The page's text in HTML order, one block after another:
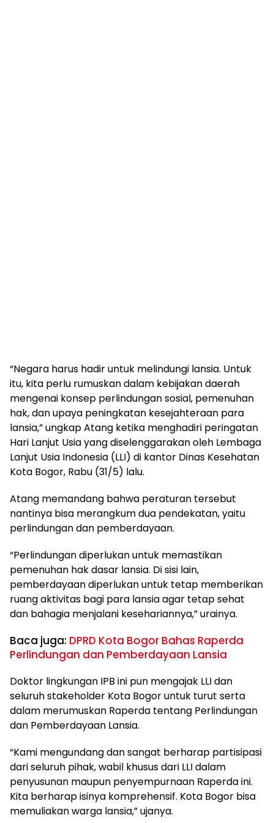
“Negara harus hadir untuk melindungi lansia. Untuk
itu, kita perlu rumuskan dalam kebijakan daerah
mengenai konsep perlindungan sosial, pemenuhan
hak, dan upaya peningkatan kesejahteraan para
lansia,” ungkap Atang ketika menghadiri peringatan
Hari Lanjut Usia yang diselenggarakan oleh Lembaga
Lanjut Usia Indonesia (LLI) di kantor Dinas Kesehatan
Kota Bogor, Rabu (31/5) lalu.
Atang memandang bahwa peraturan tersebut
nantinya bisa merangkum dua pendekatan, yaitu
perlindungan dan pemberdayaan.
“Perlindungan diperlukan untuk memastikan
pemenuhan hak dasar lansia. Di sisi lain,
pemberdayaan diperlukan untuk tetap memberikan
ruang aktivitas bagi para lansia agar tetap sehat
dan bahagia menjalani kesehariannya,” urainya.
Baca juga: DPRD Kota Bogor Bahas Raperda
Perlindungan dan Pemberdayaan Lansia
Doktor lingkungan IPB ini pun mengajak LLI dan
seluruh stakeholder Kota Bogor untuk turut serta
dalam merumuskan Raperda tentang Perlindungan
dan Pemberdayaan Lansia.
“Kami mengundang dan sangat berharap partisipasi
dari seluruh pihak, wabil khusus dari LLI dalam
penyusunan maupun penyempurnaan Raperda ini.
Kita berharap isinya komprehensif. Kota Bogor bisa
memuliakan warga lansia,” ujanya.